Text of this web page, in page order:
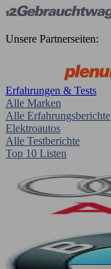
Unsere Partnerseiten:
Erfahrungen & Tests
Alle Marken
Alle Erfahrungsberichte
Elektroautos
Alle Testberichte
Top 10 Listen